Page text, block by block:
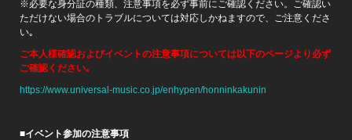
※必要な身分証の種類、注意事項を必ず事前にご確認ください。ご確認い
ただけない場合のトラブルについては対応しかねますので、ご注意くださ
い｡
ご本人様確認およびイベントの注意事項については以下のページより必ず
ご確認ください｡
https://www.universal-music.co.jp/enhypen/honninkakunin
■イベント参加の注意事項